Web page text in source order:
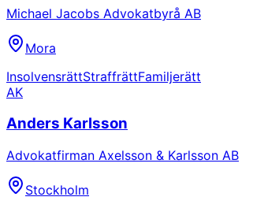
Michael Jacobs Advokatbyrå AB
Mora
InsolvensrättStraffrättFamiljerätt
AK
Anders Karlsson
Advokatfirman Axelsson & Karlsson AB
Stockholm